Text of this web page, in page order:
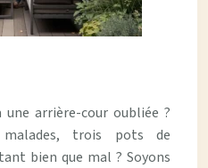
arrière-cour oubliée ?
trois pots de
bien que mal ? Soyons